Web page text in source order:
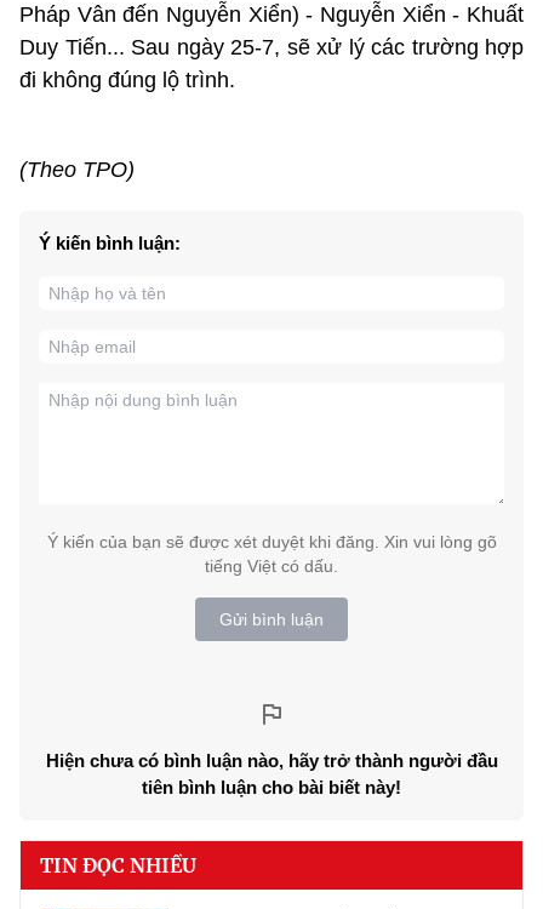
Pháp Vân đến Nguyễn Xiển) - Nguyễn Xiển - Khuất
Duy Tiến... Sau ngày 25-7, sẽ xử lý các trường hợp
đi không đúng lộ trình.
(Theo TPO)
Ý kiến bình luận:
Ý kiến của bạn sẽ được xét duyệt khi đăng. Xin vui lòng gõ
tiếng Việt có dấu.
Gửi bình luận
Hiện chưa có bình luận nào, hãy trở thành người đầu
tiên bình luận cho bài biết này!
TIN ĐỌC NHIỀU